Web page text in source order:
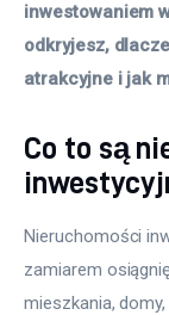
inwestowaniem
odkryjesz,
atrakcyjne i jak
Co to są
Nieruchomości
zamiarem
mieszkania,